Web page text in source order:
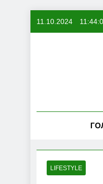
11.10.2024
LIFESTYLE